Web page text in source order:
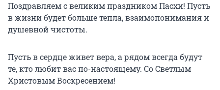
Поздравляем с великим праздником Пасхи! Пусть
в жизни будет больше тепла, взаимопонимания и
душевной чистоты.
Пусть в сердце живет вера, а рядом всегда будут
те, кто любит вас по-настоящему. Со Светлым
Христовым Воскресением!